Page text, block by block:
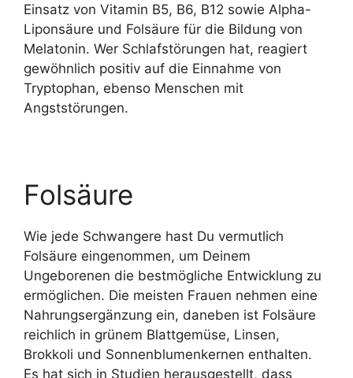
Einsatz von Vitamin B5, B6, B12 sowie Alpha-
Liponsäure und Folsäure für die Bildung von
Melatonin. Wer Schlafstörungen hat, reagiert
gewöhnlich positiv auf die Einnahme von
Tryptophan, ebenso Menschen mit
Angststörungen.
Folsäure
Wie jede Schwangere hast Du vermutlich
Folsäure eingenommen, um Deinem
Ungeborenen die bestmögliche Entwicklung zu
ermöglichen. Die meisten Frauen nehmen eine
Nahrungsergänzung ein, daneben ist Folsäure
reichlich in grünem Blattgemüse, Linsen,
Brokkoli und Sonnenblumenkernen enthalten.
Es hat sich in Studien herausgestellt, dass